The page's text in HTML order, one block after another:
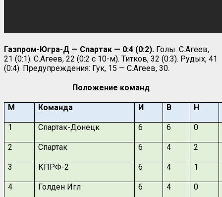
Газпром-Югра-Д — Спартак — 0:4 (0:2). Голы: С.Агеев,
21 (0:1). С.Агеев, 22 (0:2 с 10-м). Титков, 32 (0:3). Рудых, 41
(0:4). Предупреждения: Гук, 15 — С.Агеев, 30.
Положение команд
М Команда И В Н
1 Спартак-Донецк 6 6 0
2 Спартак 6 4 2
3 КПРФ-2 6 4 1
4 Голден Игл 6 4 0